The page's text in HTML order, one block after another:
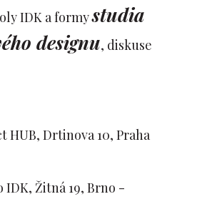
IDK a formystudia
designu, diskuse
HUB, Drtinova 10, Praha
Žitná 19, Brno -